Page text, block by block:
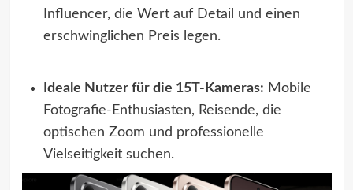
Influencer, die Wert auf Detail und einen
erschwinglichen Preis legen.
Ideale Nutzer für die 15T-Kameras: Mobile
Fotografie-Enthusiasten, Reisende, die
optischen Zoom und professionelle
Vielseitigkeit suchen.